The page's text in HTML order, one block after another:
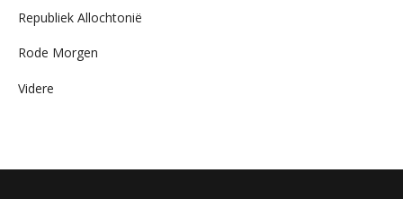
Republiek Allochtonië
Rode Morgen
Videre